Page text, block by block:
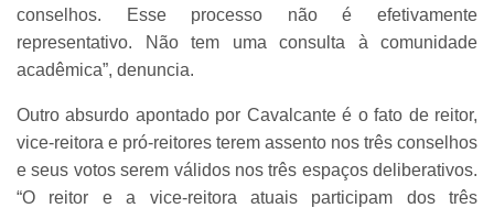
conselhos. Esse processo não é efetivamente
representativo. Não tem uma consulta à comunidade
acadêmica”, denuncia.
Outro absurdo apontado por Cavalcante é o fato de reitor,
vice-reitora e pró-reitores terem assento nos três conselhos
e seus votos serem válidos nos três espaços deliberativos.
“O reitor e a vice-reitora atuais participam dos três